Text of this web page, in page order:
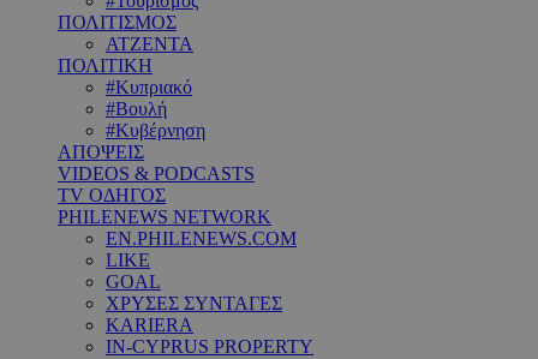
ΠΟΛΙΤΙΣΜΟΣ
ΑΤΖΕΝΤΑ
ΠΟΛΙΤΙΚΗ
#Κυπριακό
#Βουλή
#Κυβέρνηση
ΑΠΟΨΕΙΣ
VIDEOS & PODCASTS
TV ΟΔΗΓΟΣ
PHILENEWS NETWORK
EN.PHILENEWS.COM
LIKE
GOAL
ΧΡΥΣΕΣ ΣΥΝΤΑΓΕΣ
KARIERA
IN-CYPRUS PROPERTY